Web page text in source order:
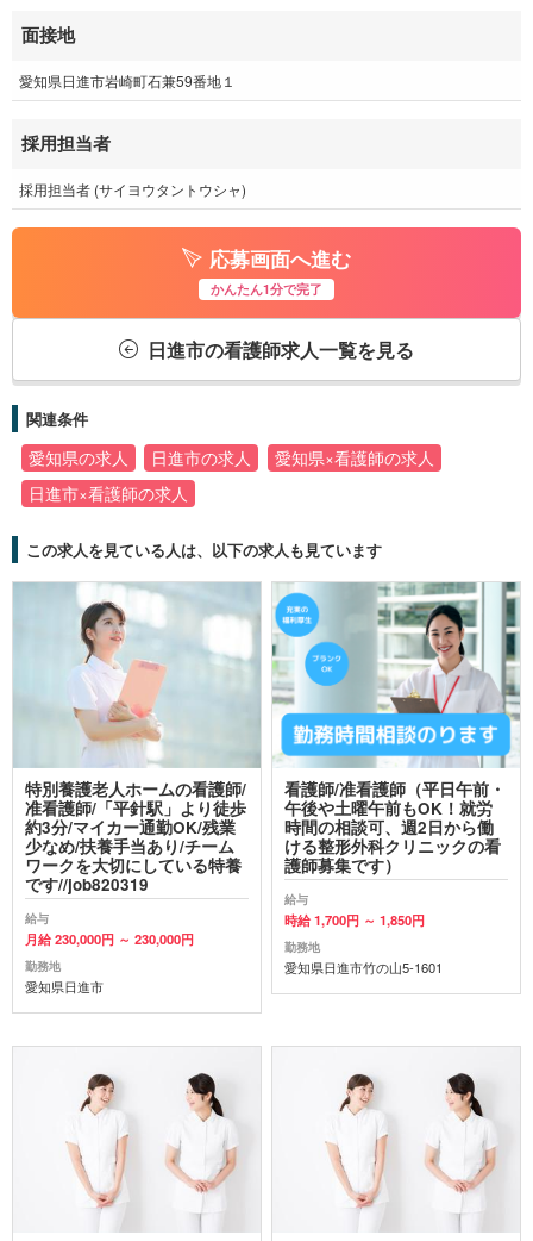
面接地
愛知県日進市岩崎町石兼59番地１
採用担当者
採用担当者 (サイヨウタントウシャ)
応募画面へ進む
かんたん1分で完了
日進市の看護師求人一覧を見る
関連条件
愛知県の求人
日進市の求人
愛知県×看護師の求人
日進市×看護師の求人
この求人を見ている人は、以下の求人も見ています
特別養護老人ホームの看護師/
准看護師/「平針駅」より徒歩
約3分/マイカー通勤OK/残業
少なめ/扶養手当あり/チーム
ワークを大切にしている特養
です//job820319
給与
月給 230,000円 ～ 230,000円
勤務地
愛知県日進市
看護師/准看護師（平日午前・
午後や土曜午前もOK！就労
時間の相談可、週2日から働
ける整形外科クリニックの看
護師募集です）
給与
時給 1,700円 ～ 1,850円
勤務地
愛知県日進市竹の山5-1601